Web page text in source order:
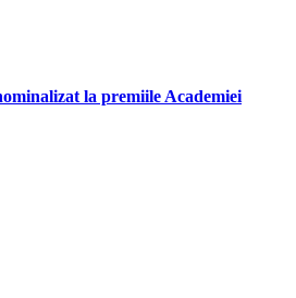
la premiile Academiei